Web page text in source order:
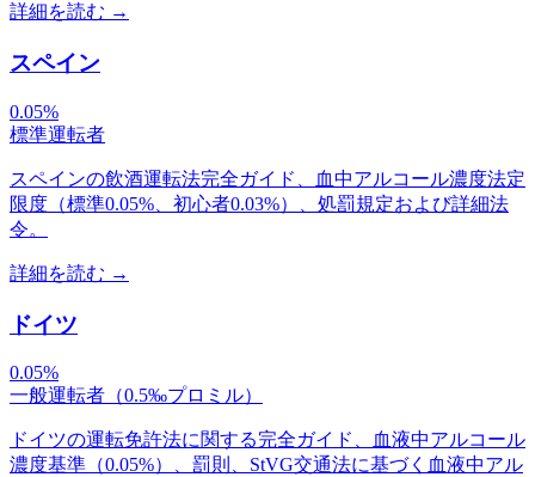
詳細を読む →
スペイン
0.05%
標準運転者
スペインの飲酒運転法完全ガイド、血中アルコール濃度法定
限度（標準0.05%、初心者0.03%）、処罰規定および詳細法
令。
詳細を読む →
ドイツ
0.05%
一般運転者（0.5‰プロミル）
ドイツの運転免許法に関する完全ガイド、血液中アルコール
濃度基準（0.05%）、罰則、StVG交通法に基づく血液中アル